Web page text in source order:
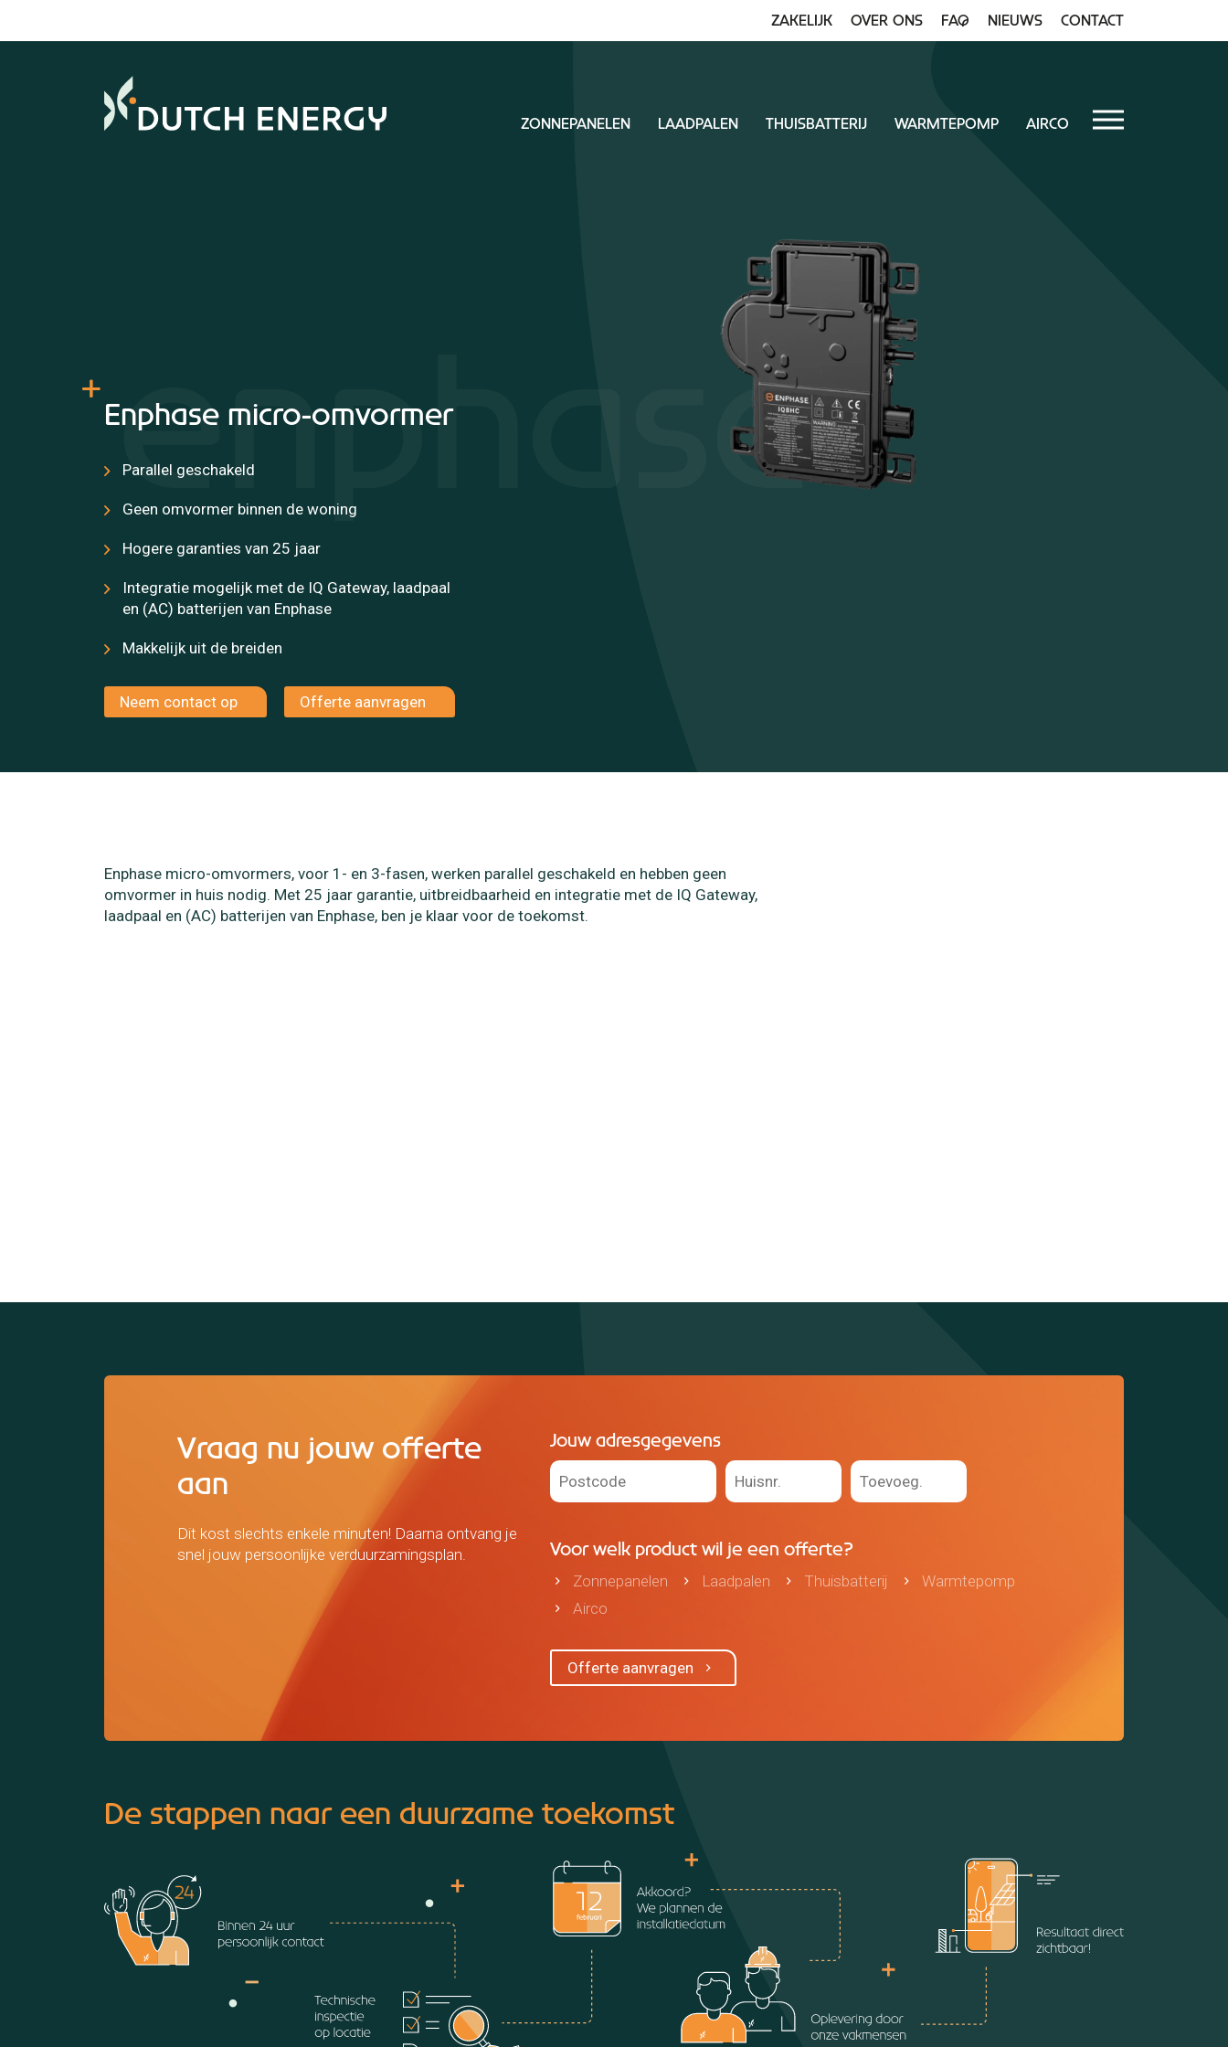
ZAKELIJK OVER ONS FAQ NIEUWS CONTACT
ZONNEPANELEN LAADPALEN THUISBATTERIJ WARMTEPOMP AIRCO
enphase
Enphase micro-omvormer
Parallel geschakeld
Geen omvormer binnen de woning
Hogere garanties van 25 jaar
Integratie mogelijk met de IQ Gateway, laadpaal
en (AC) batterijen van Enphase
Makkelijk uit de breiden
Neem contact op Offerte aanvragen
Enphase micro-omvormers, voor 1- en 3-fasen, werken parallel geschakeld en hebben geen
omvormer in huis nodig. Met 25 jaar garantie, uitbreidbaarheid en integratie met de IQ Gateway,
laadpaal en (AC) batterijen van Enphase, ben je klaar voor de toekomst.
Vraag nu jouw offerte
aan
Dit kost slechts enkele minuten! Daarna ontvang je
snel jouw persoonlijke verduurzamingsplan.
Jouw adresgegevens
Voor welk product wil je een offerte?
Zonnepanelen Laadpalen Thuisbatterij
Warmtepomp
Airco
Offerte aanvragen
De stappen naar een duurzame toekomst